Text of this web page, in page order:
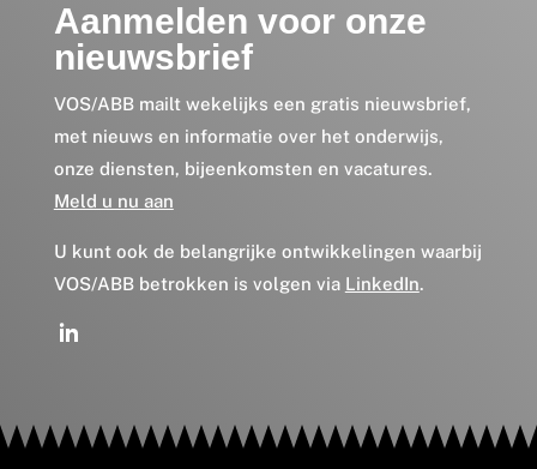
Aanmelden voor onze
nieuwsbrief
VOS/ABB mailt wekelijks een gratis nieuwsbrief,
met nieuws en informatie over het onderwijs,
onze diensten, bijeenkomsten en vacatures.
Meld u nu aan
U kunt ook de belangrijke ontwikkelingen waarbij
VOS/ABB betrokken is volgen via LinkedIn.